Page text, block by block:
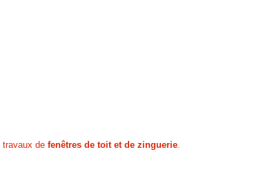
travaux de fenêtres de toit et de zinguerie.